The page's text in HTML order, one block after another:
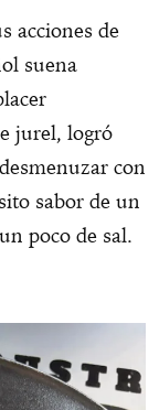
acciones de
suena
jurel, logró
con
sabor de un
poco de sal.